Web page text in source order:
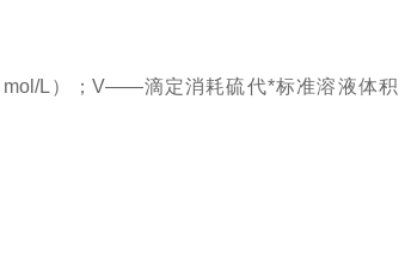
L）；V——滴定消耗硫代*标准溶液体积